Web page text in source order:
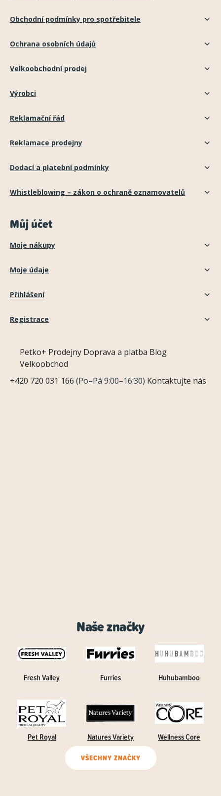
Obchodní podmínky pro spotřebitele
Ochrana osobních údajů
Velkoobchodní prodej
Výrobci
Reklamační řád
Reklamace prodejny
Dodací a platební podmínky
Whistleblowing – zákon o ochraně oznamovatelů
Můj účet
Moje nákupy
Moje údaje
Přihlášení
Registrace
Petko+ Prodejny Doprava a platba Blog
Velkoobchod
+420 720 031 166 (Po–Pá 9:00–16:30) Kontaktujte nás
Naše značky
Fresh Valley Furries Huhubamboo
Pet Royal Natures Variety Wellness Core
VŠECHNY ZNAČKY